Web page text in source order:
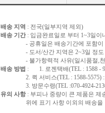
배송 지역 : 전국(일부지역 제외)
배송 기간 : 입금완료일로 부터 1~3일이
- 공휴일은 배송기간에 포함이
- 도서/산간 지역은 2~3일 정도
- 불가항력적 사유(일시품절,천재
배송 방법 : 1. 로젠택배(TEL : 1588 -
2. 퀵 서비스(TEL : 1588-5575) :
3. 방문수령(TEL :070-4924-2130)
유의 사항: 부피나 중량이 큰 제품은 제
위에 표기 사항 이외의 배송을 원